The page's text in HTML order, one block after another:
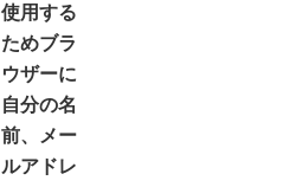
使用する
ためブラ
ウザーに
自分の名
前、メー
ルアドレ